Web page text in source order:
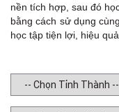
nền tích hợp, sau đó
bằng cách sử dụng
học tập tiện lợi, hiệu